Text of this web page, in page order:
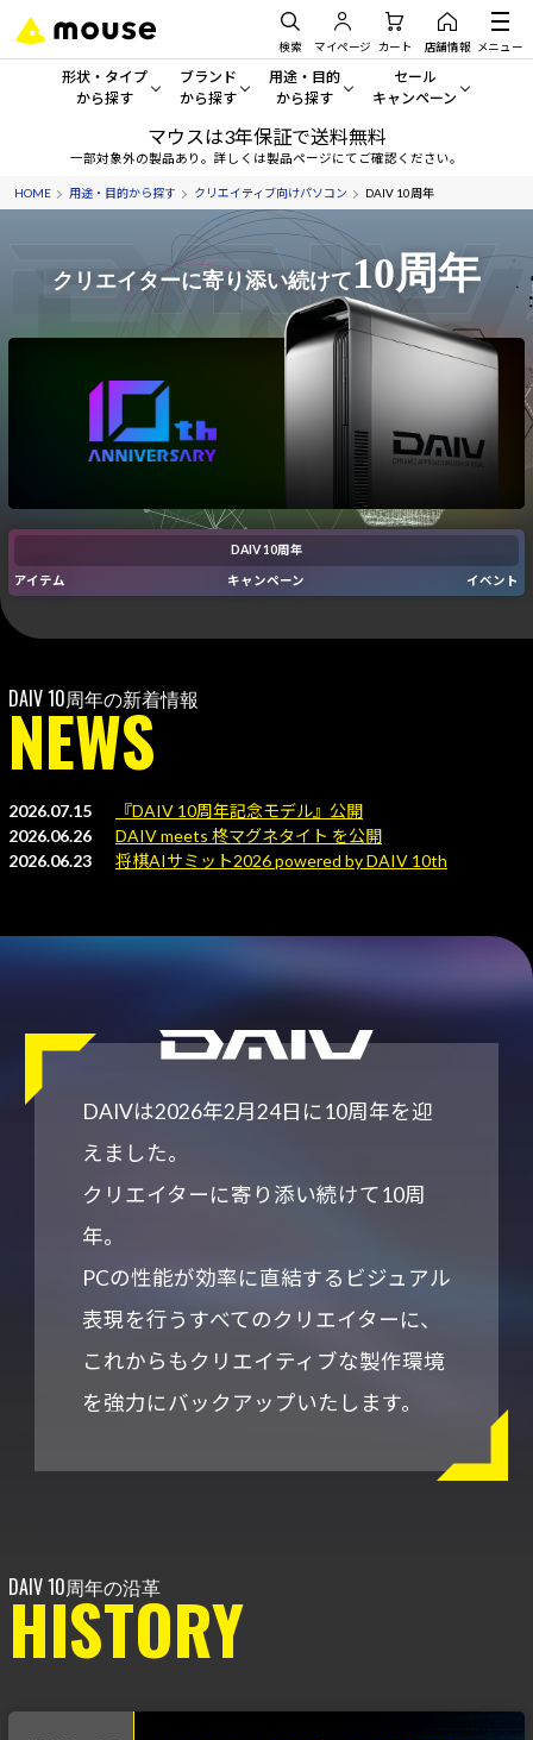
検索 マイページ カート 店舗情報 メニュー
形状・タイプ
から探す
形状・タイプから探す をすべてみる
デスクトップPC
ワークステーション
ブランド
から探す
mouse
G TUNE
NEXTGEAR
iiyama
用途・目的
から探す
一般向けパソコン
ゲーミングPC・ゲーム向けパソコン
クリエイティブ向け
ビジネス向けパソコン
スペック/パーツ別
AIおすすめパソコン
Windows 11
セール
キャンペーン
セール・キャンペー
期間限定セール
アウトレットパソコン
すべて新品の旧モデル製品
おすすめ目玉パソコン
今イチオシのパソコンをピ
Windows 11|Copilot+ PC
マウスは3年保証で送料無料
一部対象外の製品あり。詳しくは製品ページにてご確認ください。
HOME 用途・目的から探す クリエイティブ向けパソコン DAIV 10周年
クリエイターに寄り添い続けて10周年
DAIV 10周年
アイテム キャンペーン イベント
NEWS
2026.07.15
『DAIV 10周年記念モデル』公開
2026.06.26
DAIV meets 柊マグネタイト を公開
2026.06.23
将棋AIサミット2026 powered by DAIV 10th
2026.02.25
『OS無償アップグレードキャンペーン』開始
『DAIV 10周年 限定セットモデル』公開
2026.02.24
DAIV 10周年に合わせたロゴを公開
『DAIV 10周年特設LP』公開
DAIVは2026年2月24日に10周年を迎
えました。
クリエイターに寄り添い続けて10周
年。
PCの性能が効率に直結するビジュアル
表現を行うすべてのクリエイターに、
これからもクリエイティブな製作環境
を強力にバックアップいたします。
HISTORY